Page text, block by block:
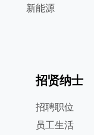
新能源
招贤纳士
招聘职位
员工生活